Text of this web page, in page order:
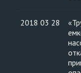
2018 03 28